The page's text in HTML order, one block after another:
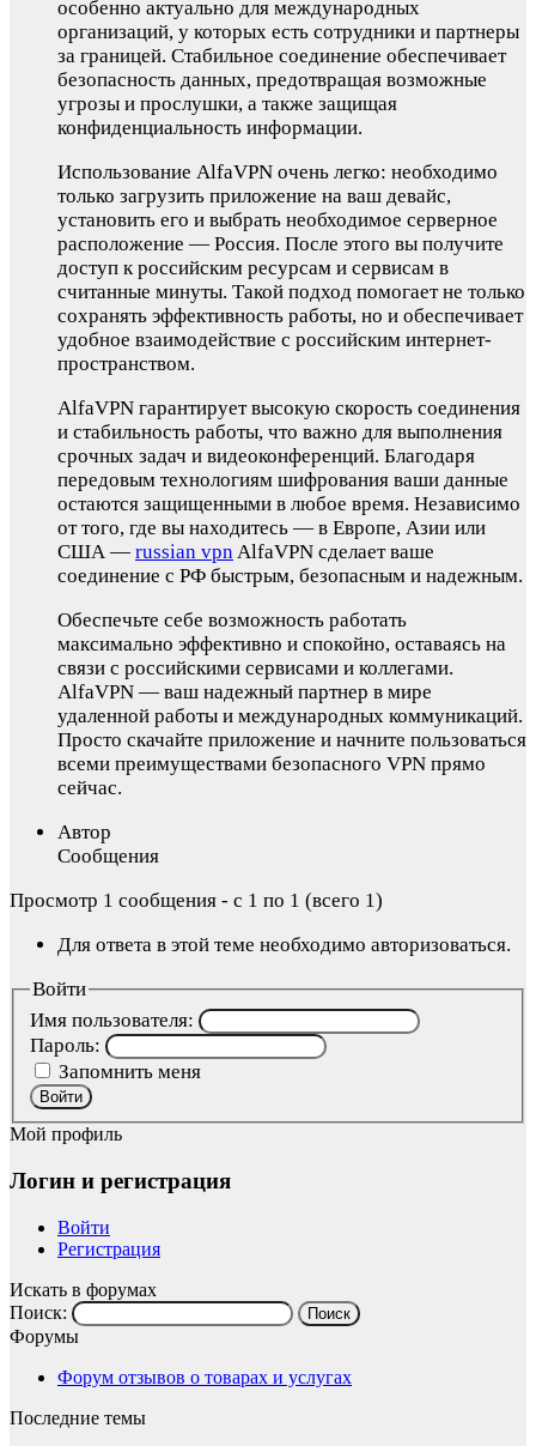
особенно актуально для международных
организаций, у которых есть сотрудники и партнеры
за границей. Стабильное соединение обеспечивает
безопасность данных, предотвращая возможные
угрозы и прослушки, а также защищая
конфиденциальность информации.
Использование AlfaVPN очень легко: необходимо
только загрузить приложение на ваш девайс,
установить его и выбрать необходимое серверное
расположение — Россия. После этого вы получите
доступ к российским ресурсам и сервисам в
считанные минуты. Такой подход помогает не только
сохранять эффективность работы, но и обеспечивает
удобное взаимодействие с российским интернет-
пространством.
AlfaVPN гарантирует высокую скорость соединения
и стабильность работы, что важно для выполнения
срочных задач и видеоконференций. Благодаря
передовым технологиям шифрования ваши данные
остаются защищенными в любое время. Независимо
от того, где вы находитесь — в Европе, Азии или
США — russian vpnAlfaVPN сделает ваше
соединение с РФ быстрым, безопасным и надежным.
Обеспечьте себе возможность работать
максимально эффективно и спокойно, оставаясь на
связи с российскими сервисами и коллегами.
AlfaVPN — ваш надежный партнер в мире
удаленной работы и международных коммуникаций.
Просто скачайте приложение и начните пользоваться
всеми преимуществами безопасного VPN прямо
сейчас.
Автор
Сообщения
Просмотр 1 сообщения - с 1 по 1 (всего 1)
Для ответа в этой теме необходимо авторизоваться.
Войти
Имя пользователя:
Пароль:
Запомнить меня
Войти
Мой профиль
Логин и регистрация
Войти
Регистрация
Искать в форумах
Поиск:
Форумы
Форум отзывов о товарах и услугах
Последние темы